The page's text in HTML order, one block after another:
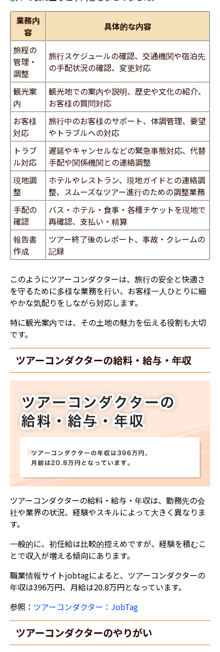
業務内
容
具体的な内容
旅程の
管理・
調整
旅行スケジュールの確認、交通機関や宿泊先
の手配状況の確認、変更対応
観光案
内
観光地での案内や説明、歴史や文化の紹介、
お客様の質問対応
お客様
対応
旅行中のお客様のサポート、体調管理、要望
やトラブルへの対応
トラブ
ル対応
遅延やキャンセルなどの緊急事態対応、代替
手配や関係機関との連絡調整
現地調
整
ホテルやレストラン、現地ガイドとの連絡調
整、スムーズなツアー進行のための調整業務
手配の
確認
バス・ホテル・食事・各種チケットを現地で
再確認、支払い・精算
報告書
作成
ツアー終了後のレポート、事故・クレームの
記録
このようにツアーコンダクターは、旅行の安全と快適さ
を守るために多様な業務を行い、お客様一人ひとりに細
やかな気配りをしながら対応します。
特に観光案内では、その土地の魅力を伝える役割も大切
です。
ツアーコンダクターの給料・給与・年収
ツアーコンダクターの給料・給与・年収は、勤務先の会
社や業界の状況、経験やスキルによって大きく異なりま
す。
一般的に、初任給は比較的控えめですが、経験を積むこ
とで収入が増える傾向にあります。
職業情報サイトjobtagによると、ツアーコンダクターの
年収は396万円、月給は20.8万円となっています。
参照： ツアーコンダクター：JobTag
ツアーコンダクターのやりがい